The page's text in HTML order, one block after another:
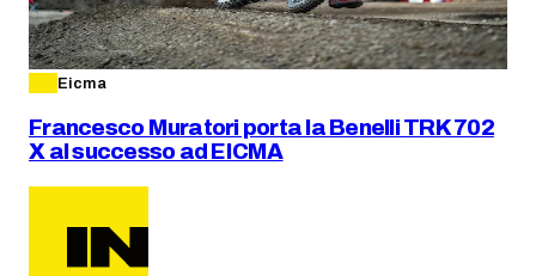
Eicma
Francesco Muratori porta la Benelli TRK 702
X al successo ad EICMA